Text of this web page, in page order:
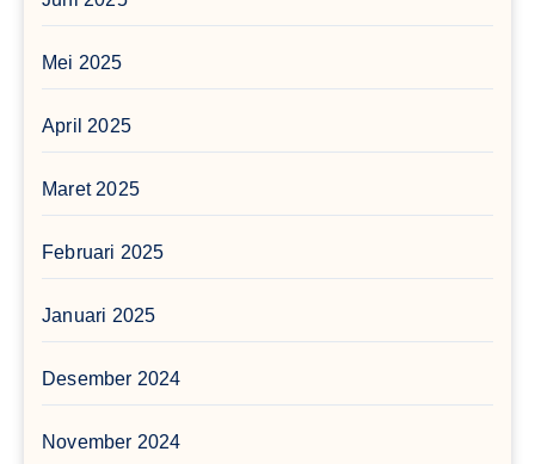
Mei 2025
April 2025
Maret 2025
Februari 2025
Januari 2025
Desember 2024
November 2024